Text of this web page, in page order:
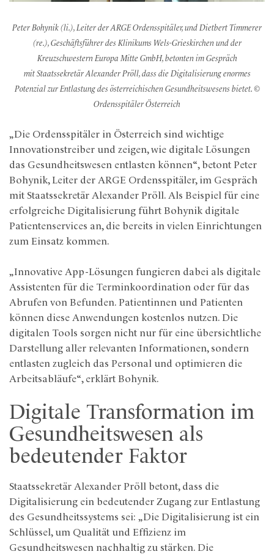
Peter Bohynik (li.), Leiter der ARGE Ordensspitäler, und Dietbert Timmerer
(re.), Geschäftsführer des Klinikums Wels-Grieskirchen und der
Kreuzschwestern Europa Mitte GmbH, betonten im Gespräch
mit Staatssekretär Alexander Pröll, dass die Digitalisierung enormes
Potenzial zur Entlastung des österreichischen Gesundheitswesens bietet. ©
Ordensspitäler Österreich
„Die Ordensspitäler in Österreich sind wichtige
Innovationstreiber und zeigen, wie digitale Lösungen
das Gesundheitswesen entlasten können“, betont Peter
Bohynik, Leiter der ARGE Ordensspitäler, im Gespräch
mit Staatssekretär Alexander Pröll. Als Beispiel für eine
erfolgreiche Digitalisierung führt Bohynik digitale
Patientenservices an, die bereits in vielen Einrichtungen
zum Einsatz kommen.
„Innovative App-Lösungen fungieren dabei als digitale
Assistenten für die Terminkoordination oder für das
Abrufen von Befunden. Patientinnen und Patienten
können diese Anwendungen kostenlos nutzen. Die
digitalen Tools sorgen nicht nur für eine übersichtliche
Darstellung aller relevanten Informationen, sondern
entlasten zugleich das Personal und optimieren die
Arbeitsabläufe“, erklärt Bohynik.
Digitale Transformation im
Gesundheitswesen als
bedeutender Faktor
Staatssekretär Alexander Pröll betont, dass die
Digitalisierung ein bedeutender Zugang zur Entlastung
des Gesundheitssystems sei: „Die Digitalisierung ist ein
Schlüssel, um Qualität und Effizienz im
Gesundheitswesen nachhaltig zu stärken. Die